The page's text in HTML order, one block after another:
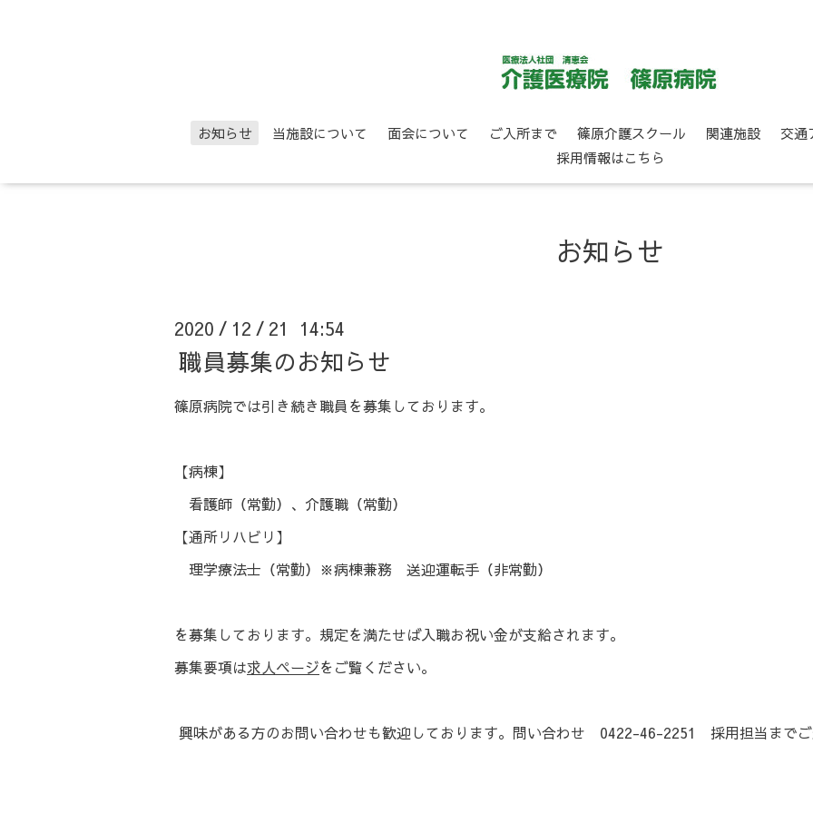
お知らせ 当施設について 面会について ご入所まで 篠原介護スクール 関連施設 交通
採用情報はこちら
お知らせ
2020 / 12 / 21 14:54
職員募集のお知らせ
篠原病院では引き続き職員を募集しております。
【病棟】
看護師（常勤）、介護職（常勤）
【通所リハビリ】
理学療法士（常勤）※病棟兼務 送迎運転手（非常勤）
を募集しております。規定を満たせば入職お祝い金が支給されます。
募集要項は求人ページをご覧ください。
興味がある方のお問い合わせも歓迎しております。問い合わせ 0422-46-2251 採用担当までご